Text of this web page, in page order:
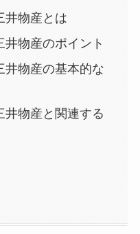
井物産とは
物産のポイント
井物産の基本的な
井物産と関連する